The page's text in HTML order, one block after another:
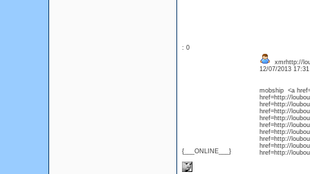
: 0
{___ONLINE___}
xmrhttp://
12/07/2013
mobship <a
href=http://
href=http://
href=http://
href=http://
href=http://
href=http://
href=http://
href=http://
href=http://